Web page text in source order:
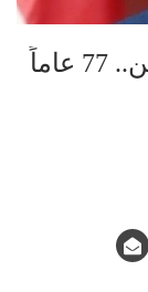
طريق القـدس: مذبحة دير ياسين.. 77 عاماً